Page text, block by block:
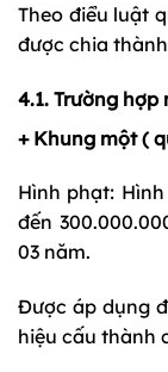
Theo điểu luật
được chia
4.1. Trường
+ Khung một (
Hình phạt:
đến
03 năm.
Được áp dụng
hiệu cấu thành